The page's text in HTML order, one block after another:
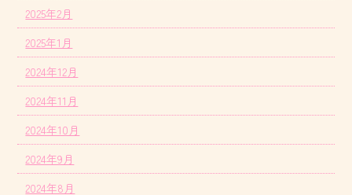
2025年2月
2025年1月
2024年12月
2024年11月
2024年10月
2024年9月
2024年8月